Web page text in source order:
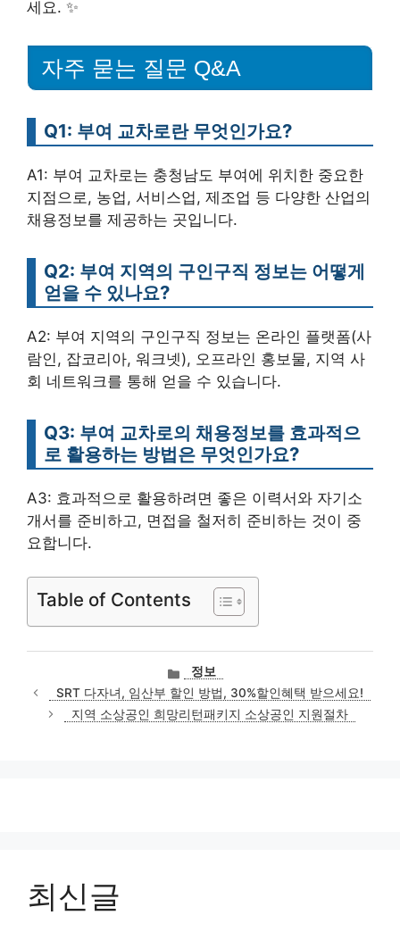
세요. ✨
자주 묻는 질문 Q&A
Q1: 부여 교차로란 무엇인가요?
A1: 부여 교차로는 충청남도 부여에 위치한 중요한
지점으로, 농업, 서비스업, 제조업 등 다양한 산업의
채용정보를 제공하는 곳입니다.
Q2: 부여 지역의 구인구직 정보는 어떻게
얻을 수 있나요?
A2: 부여 지역의 구인구직 정보는 온라인 플랫폼(사
람인, 잡코리아, 워크넷), 오프라인 홍보물, 지역 사
회 네트워크를 통해 얻을 수 있습니다.
Q3: 부여 교차로의 채용정보를 효과적으
로 활용하는 방법은 무엇인가요?
A3: 효과적으로 활용하려면 좋은 이력서와 자기소
개서를 준비하고, 면접을 철저히 준비하는 것이 중
요합니다.
Table of Contents
카
테
고
리
정보
SRT 다자녀, 임산부 할인 방법, 30%할인혜택 받으세요!
지역 소상공인 희망리턴패키지 소상공인 지원절차
최신글